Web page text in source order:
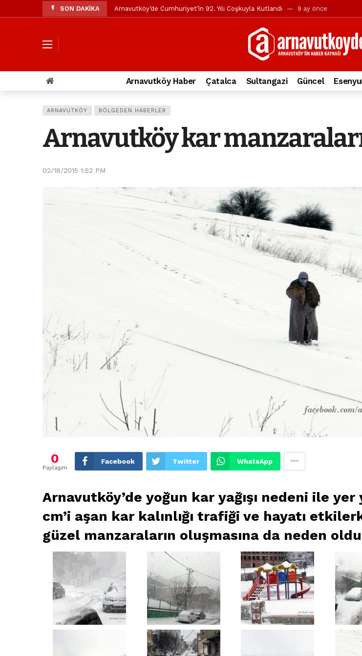
SON DAKİKA Arnavutköy’de Cumhuriyet’in 92. Yılı Coşkuyla Kutlandı 9 ay önce
Özgür Özel’den Arnavutköy Belediyesi’ne ve Mustafa Candaroğlu’na yönelik
Arnavutköy’ün nüfusu 2024 yılında 344.868’e ulaştı 1 yıl önce
Arnavutköy Taşoluk’ta seyir halindeki otomobil alev alev yandı. 2 yıl önce
Arnavutköy İmrahor Mahallesi sakinleri protesto gösterisi düzenledi 2 yıl
Toprak kaydı: 3 hafriyat kamyonu birbirlerinin üzerine devrildi
İstanbul Havalimanı yolundaki kazada, taksideki yolcu öldü 3 yıl önce
Arnavutkoy Belediyesi’ne su baskını tepkisi 3 yıl önce
Arnavutköy Haber Çatalca Sultangazi Güncel
ARNAVUTKÖY BÖLGEDEN HABERLER
Arnavutköy kar
02/18/2015 1:52 PM
0
Paylaşım
Facebook Twitter WhatsApp
Arnavutköy’de yoğun kar yağışı nedeni ile yer
cm’i aşan kar kalınlığı trafiği ve hayatı
güzel manzaraların oluşmasına da neden